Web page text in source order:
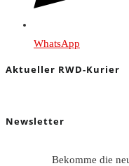
WhatsApp
Aktueller RWD-Kurier
Newsletter
Bekomme die